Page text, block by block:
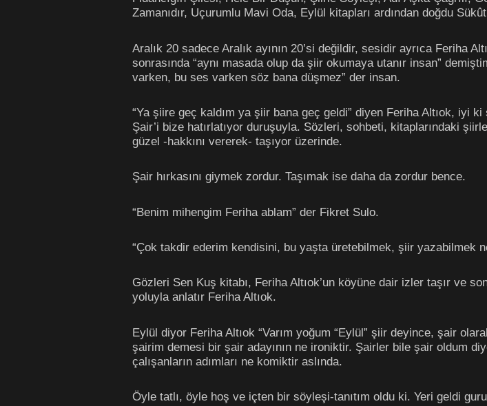
Zamanıdır, Uçurumlu Mavi Oda, Eylül kitapları ardından doğdu
Aralık 20 sadece Aralık ayının 20’si değildir, sesidir ayrıca Feriha
sonrasında “aynı masada olup da şiir okumaya utanır insan”
varken, bu ses varken söz bana düşmez” der insan.
“Ya şiire geç kaldım ya şiir bana geç geldi” diyen Feriha Altıok, iyi
Şair’i bize hatırlatıyor duruşuyla. Sözleri, sohbeti, kitaplarındaki
güzel -hakkını vererek- taşıyor üzerinde.
Şair hırkasını giymek zordur. Taşımak ise daha da zordur bence.
“Benim mihengim Feriha ablam” der Fikret Sulo.
“Çok takdir ederim kendisini, bu yaşta üretebilmek, şiir yazabilmek
Gözleri Sen Kuş kitabı, Feriha Altıok’un köyüne dair izler taşır ve
yoluyla anlatır Feriha Altıok.
Eylül diyor Feriha Altıok “Varım yoğum “Eylül” şiir deyince, şair
şairim demesi bir şair adayının ne ironiktir. Şairler bile şair oldum
çalışanların adımları ne komiktir aslında.
Öyle tatlı, öyle hoş ve içten bir söyleşi-tanıtım oldu ki. Yeri geldi